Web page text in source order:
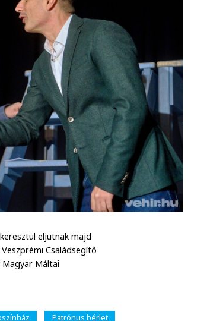
eljutnak majd
Családsegítő
Máltai
Patrónus bérlet